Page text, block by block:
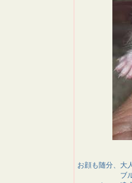
お顔も随分、大
ブ